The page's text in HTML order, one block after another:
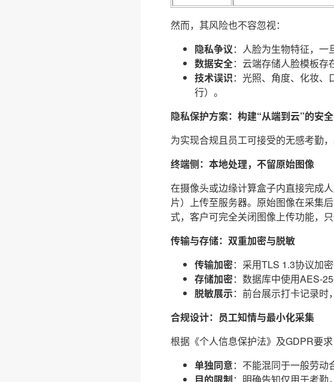
然而，其风险也不容忽视：
隐私争议：人脸为生物特征，一
数据安全：云端存储人脸模板存
技术误识：光照、角度、化妆
行）。
隐私保护方案：构建“从端到云”的安
为实现合规且员工可接受的无感考勤
终端侧：本地处理，不留原始图像
在摄像头或边缘计算盒子内直接完成
片）上传至服务器。原始图像在采集
式，客户可完全关闭图像上传功能，只
传输与存储：双重加密与脱敏
传输加密：采用TLS 1.3协议加
存储加密：数据库中使用AES-
脱敏展示：前台展示打卡记录时
合规设计：员工知情与最小化采集
根据《个人信息保护法》及GDPR要求
单独同意：不能混同于一般劳动